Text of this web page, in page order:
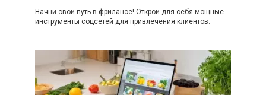
Начни свой путь в фрилансе! Открой для себя мощные
инструменты соцсетей для привлечения клиентов.